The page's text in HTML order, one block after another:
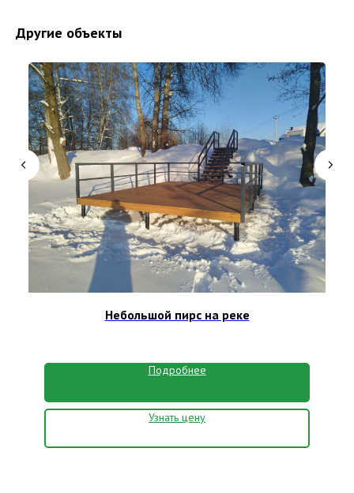
Другие объекты
Небольшой пирс на реке
Подробнее
Узнать цену